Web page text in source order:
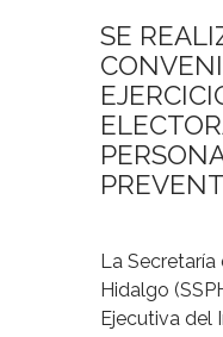
SE
La
Hidalgo
Ejecutiva del